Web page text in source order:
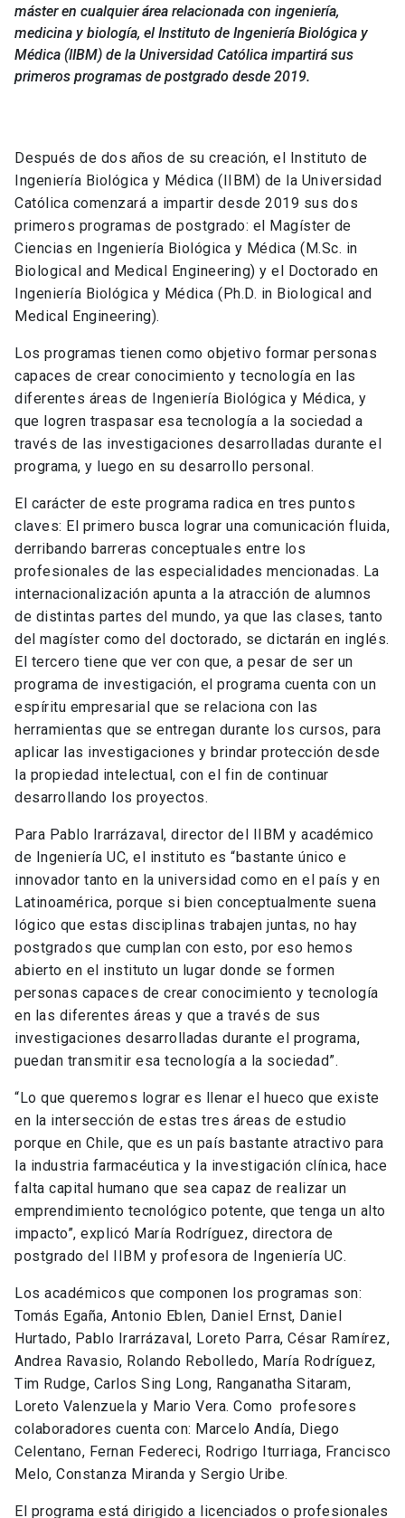
máster en cualquier área relacionada con ingeniería,
medicina y biología, el Instituto de Ingeniería Biológica y
Médica (IIBM) de la Universidad Católica impartirá sus
primeros programas de postgrado desde 2019.
Después de dos años de su creación, el Instituto de
Ingeniería Biológica y Médica (IIBM) de la Universidad
Católica comenzará a impartir desde 2019 sus dos
primeros programas de postgrado: el Magíster de
Ciencias en Ingeniería Biológica y Médica (M.Sc. in
Biological and Medical Engineering) y el Doctorado en
Ingeniería Biológica y Médica (Ph.D. in Biological and
Medical Engineering).
Los programas tienen como objetivo formar personas
capaces de crear conocimiento y tecnología en las
diferentes áreas de Ingeniería Biológica y Médica, y
que logren traspasar esa tecnología a la sociedad a
través de las investigaciones desarrolladas durante el
programa, y luego en su desarrollo personal.
El carácter de este programa radica en tres puntos
claves: El primero busca lograr una comunicación fluida,
derribando barreras conceptuales entre los
profesionales de las especialidades mencionadas. La
internacionalización apunta a la atracción de alumnos
de distintas partes del mundo, ya que las clases, tanto
del magíster como del doctorado, se dictarán en inglés.
El tercero tiene que ver con que, a pesar de ser un
programa de investigación, el programa cuenta con un
espíritu empresarial que se relaciona con las
herramientas que se entregan durante los cursos, para
aplicar las investigaciones y brindar protección desde
la propiedad intelectual, con el fin de continuar
desarrollando los proyectos.
Para Pablo Irarrázaval, director del IIBM y académico
de Ingeniería UC, el instituto es “bastante único e
innovador tanto en la universidad como en el país y en
Latinoamérica, porque si bien conceptualmente suena
lógico que estas disciplinas trabajen juntas, no hay
postgrados que cumplan con esto, por eso hemos
abierto en el instituto un lugar donde se formen
personas capaces de crear conocimiento y tecnología
en las diferentes áreas y que a través de sus
investigaciones desarrolladas durante el programa,
puedan transmitir esa tecnología a la sociedad”.
“Lo que queremos lograr es llenar el hueco que existe
en la intersección de estas tres áreas de estudio
porque en Chile, que es un país bastante atractivo para
la industria farmacéutica y la investigación clínica, hace
falta capital humano que sea capaz de realizar un
emprendimiento tecnológico potente, que tenga un alto
impacto”, explicó María Rodríguez, directora de
postgrado del IIBM y profesora de Ingeniería UC.
Los académicos que componen los programas son:
Tomás Egaña, Antonio Eblen, Daniel Ernst, Daniel
Hurtado, Pablo Irarrázaval, Loreto Parra, César Ramírez,
Andrea Ravasio, Rolando Rebolledo, María Rodríguez,
Tim Rudge, Carlos Sing Long, Ranganatha Sitaram,
Loreto Valenzuela y Mario Vera. Como profesores
colaboradores cuenta con: Marcelo Andía, Diego
Celentano, Fernan Federeci, Rodrigo Iturriaga, Francisco
Melo, Constanza Miranda y Sergio Uribe.
El programa está dirigido a licenciados o profesionales